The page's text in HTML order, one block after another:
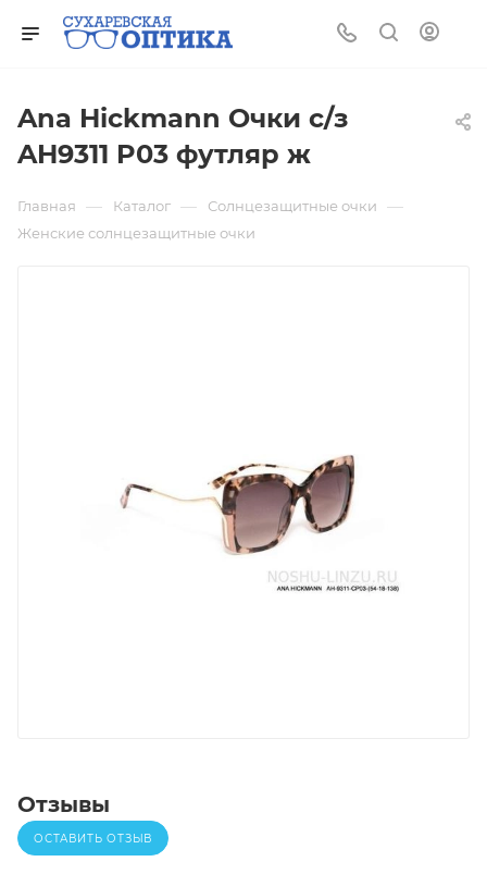
Ana Hickmann Очки с/з
AH9311 P03 футляр ж
Главная — Каталог — Солнцезащитные очки —
Женские солнцезащитные очки
Отзывы
ОСТАВИТЬ ОТЗЫВ